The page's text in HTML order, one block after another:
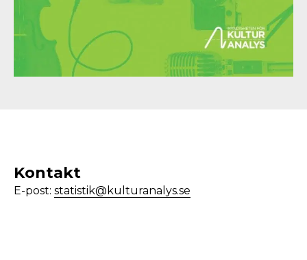
Kontakt
E-post: statistik@kulturanalys.se